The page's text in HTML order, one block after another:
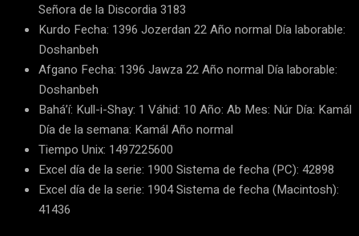
Señora de la Discordia 3183
Kurdo Fecha: 1396 Jozerdan 22 Año normal Día laborable:
Doshanbeh
Afgano Fecha: 1396 Jawza 22 Año normal Día laborable:
Doshanbeh
Bahá’í: Kull-i-Shay: 1 Váhid: 10 Año: Ab Mes: Núr Día: Kamál
Día de la semana: Kamál Año normal
Tiempo Unix: 1497225600
Excel día de la serie: 1900 Sistema de fecha (PC): 42898
Excel día de la serie: 1904 Sistema de fecha (Macintosh):
41436